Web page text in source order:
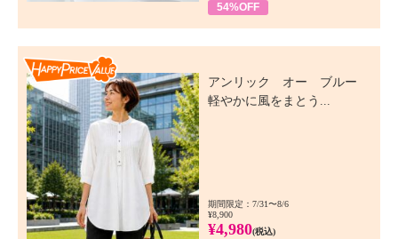
54%OFF
アンリック オー ブルー
軽やかに風をまとう...
期間限定：7/31〜8/6
¥8,900
¥4,980(税込)